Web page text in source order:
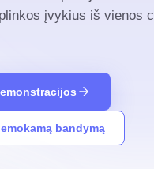
įvykius iš vienos
bandymą